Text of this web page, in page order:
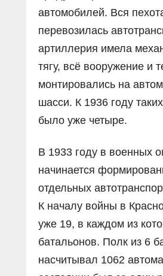
автомобилей. Вся
перевозилась
артиллерия имела
тягу, всё вооружение и
монтировались на
шасси. К 1936 году
было уже четыре.
В 1933 году в военных
начинается
отдельных
К началу войны в
уже 19, в каждом из
батальонов. Полк из 6
насчитывал 1062